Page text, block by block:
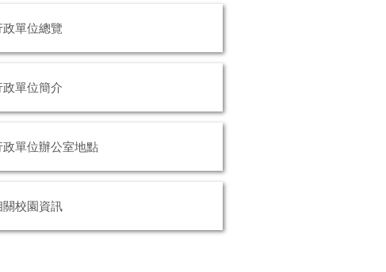
政單位總覽
政單位簡介
政單位辦公室地點
關校園資訊